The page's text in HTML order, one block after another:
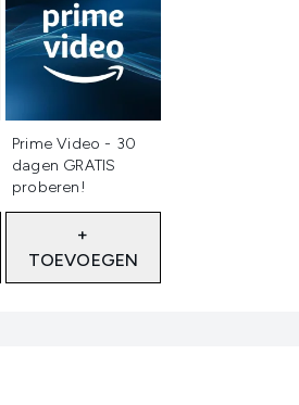
Prime Video - 30
dagen GRATIS
proberen!
+
TOEVOEGEN